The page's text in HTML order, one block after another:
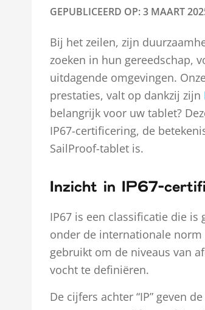
GEPUBLICEERD OP: 3 MAART
Bij het zeilen, zijn
zoeken in hun gereedschap,
uitdagende omgevingen.
prestaties, valt op dankzij zijn
belangrijk voor uw tablet?
IP67-certificering, de
SailProof-tablet is.
Inzicht in IP67-
IP67 is een classificatie die
onder de internationale norm
gebruikt om de niveaus van
vocht te definiëren.
De cijfers achter “IP” geven